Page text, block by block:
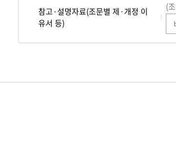
참고·설명자료(조문별 제·개정 이
유서 등)
(